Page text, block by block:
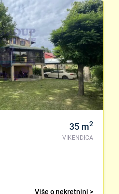
35 m2
VIKENDICA
Više o nekretnini >